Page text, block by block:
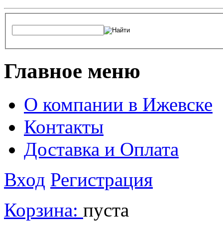
Главное меню
О компании в Ижевске
Контакты
Доставка и Оплата
Вход Регистрация
Корзина: пуста